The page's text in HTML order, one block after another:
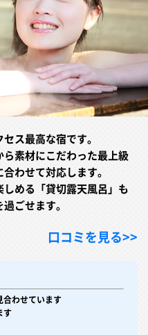
ス最高な宿です。
素材にこだわった最上級
わせて対応します。
める「貸切露天風呂」も
ごせます。
口コミを見る>>
合わせています
す